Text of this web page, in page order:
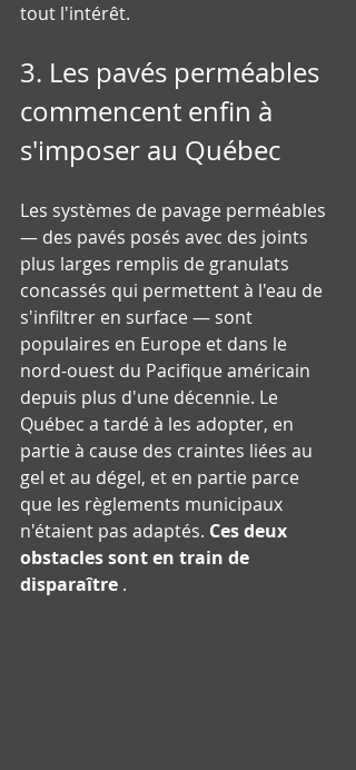
tout l'intérêt.
3. Les pavés perméables
commencent enfin à
s'imposer au Québec
Les systèmes de pavage perméables
— des pavés posés avec des joints
plus larges remplis de granulats
concassés qui permettent à l'eau de
s'infiltrer en surface — sont
populaires en Europe et dans le
nord-ouest du Pacifique américain
depuis plus d'une décennie. Le
Québec a tardé à les adopter, en
partie à cause des craintes liées au
gel et au dégel, et en partie parce
que les règlements municipaux
n'étaient pas adaptés. Ces deux
obstacles sont en train de
disparaître .